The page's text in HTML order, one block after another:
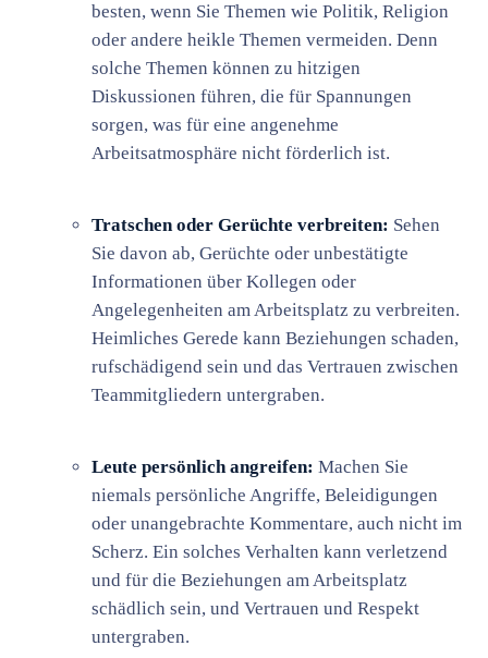
besten, wenn Sie Themen wie Politik, Religion
oder andere heikle Themen vermeiden. Denn
solche Themen können zu hitzigen
Diskussionen führen, die für Spannungen
sorgen, was für eine angenehme
Arbeitsatmosphäre nicht förderlich ist.
Tratschen oder Gerüchte verbreiten: Sehen
Sie davon ab, Gerüchte oder unbestätigte
Informationen über Kollegen oder
Angelegenheiten am Arbeitsplatz zu verbreiten.
Heimliches Gerede kann Beziehungen schaden,
rufschädigend sein und das Vertrauen zwischen
Teammitgliedern untergraben.
Leute persönlich angreifen: Machen Sie
niemals persönliche Angriffe, Beleidigungen
oder unangebrachte Kommentare, auch nicht im
Scherz. Ein solches Verhalten kann verletzend
und für die Beziehungen am Arbeitsplatz
schädlich sein, und Vertrauen und Respekt
untergraben.